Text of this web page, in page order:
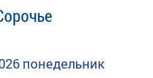
понедельник